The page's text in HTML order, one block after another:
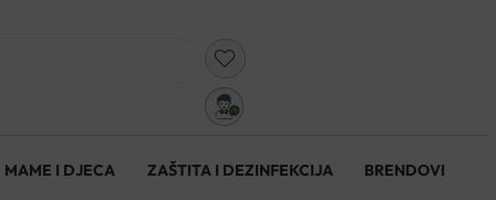
MAME I DJECA ZAŠTITA I DEZINFEKCIJA BRENDOVI